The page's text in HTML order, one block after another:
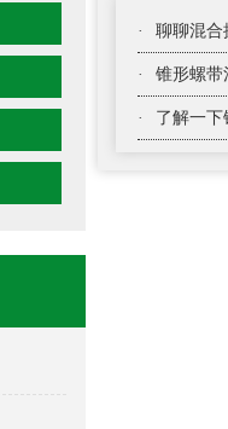
· 聊聊混合
· 锥形螺带
· 了解一